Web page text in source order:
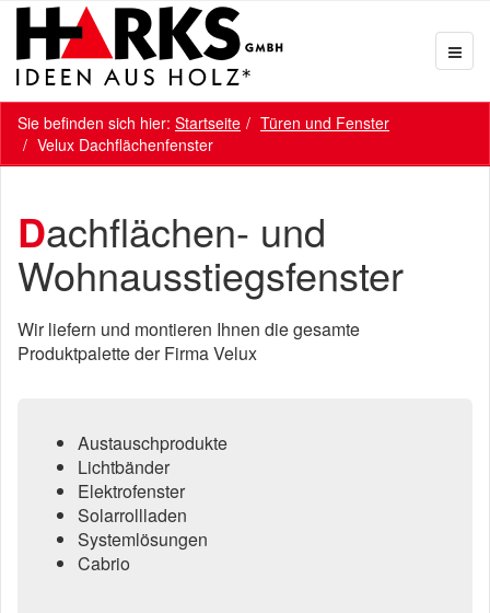
Sie befinden sich hier: Startseite
Türen und Fenster
Velux Dachflächenfenster
Dachflächen- und
Wohnausstiegsfenster
Wir liefern und montieren Ihnen die gesamte
Produktpalette der Firma Velux
Austauschprodukte
Lichtbänder
Elektrofenster
Solarrollladen
Systemlösungen
Cabrio